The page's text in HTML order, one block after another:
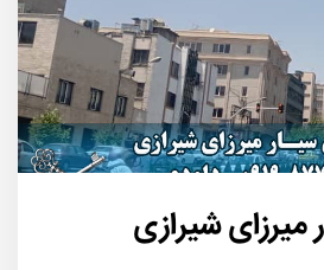
میرزای شیرازی